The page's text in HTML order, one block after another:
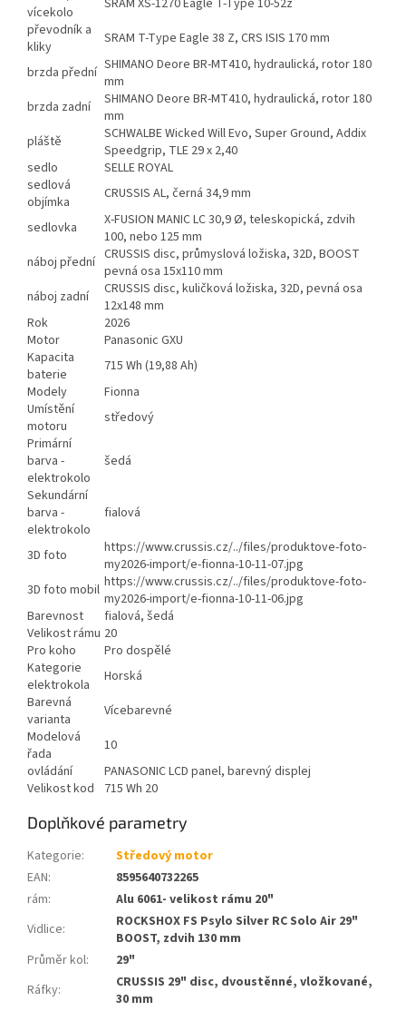
vícekolo
SRAM XS-1270 Eagle T-Type 10-52z
převodník a
kliky
SRAM T-Type Eagle 38 Z, CRS ISIS 170 mm
brzda přední SHIMANO Deore BR-MT410, hydraulická, rotor 180
mm
brzda zadní
SHIMANO Deore BR-MT410, hydraulická, rotor 180
mm
pláště
SCHWALBE Wicked Will Evo, Super Ground, Addix
Speedgrip, TLE 29 x 2,40
sedlo
SELLE ROYAL
sedlová
objímka
CRUSSIS AL, černá 34,9 mm
sedlovka
X-FUSION MANIC LC 30,9 Ø, teleskopická, zdvih
100, nebo 125 mm
náboj přední CRUSSIS disc, průmyslová ložiska, 32D, BOOST
pevná osa 15x110 mm
náboj zadní
CRUSSIS disc, kuličková ložiska, 32D, pevná osa
12x148 mm
Rok
2026
Motor
Panasonic GXU
Kapacita
baterie
715 Wh (19,88 Ah)
Modely
Fionna
Umístění
motoru
středový
Primární
barva -
elektrokolo
šedá
Sekundární
barva -
elektrokolo
fialová
3D foto
https://www.crussis.cz/../files/produktove-foto-
my2026-import/e-fionna-10-11-07.jpg
3D foto mobil https://www.crussis.cz/../files/produktove-foto-
my2026-import/e-fionna-10-11-06.jpg
Barevnost
fialová, šedá
Velikost rámu 20
Pro koho
Pro dospělé
Kategorie
elektrokola
Horská
Barevná
varianta
Vícebarevné
Modelová
řada
10
ovládání
PANASONIC LCD panel, barevný displej
Velikost kod
715 Wh 20
Doplňkové parametry
Kategorie:
Středový motor
EAN:
8595640732265
rám:
Alu 6061- velikost rámu 20"
Vidlice:
ROCKSHOX FS Psylo Silver RC Solo Air 29"
BOOST, zdvih 130 mm
Průměr kol:
29"
Ráfky:
CRUSSIS 29" disc, dvoustěnné, vložkované,
30 mm